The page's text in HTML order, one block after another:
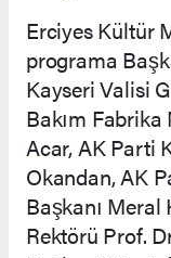
Erciyes Kültür
programa
Kayseri Valisi
Bakım
Acar, AK Parti
Okandan, AK
Başkanı Meral
Rektörü Prof.